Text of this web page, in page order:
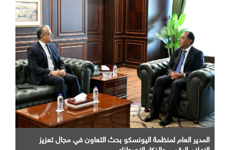
المدير العام لمنظمة اليونسكو بحث التعاون في مجال تعزيز